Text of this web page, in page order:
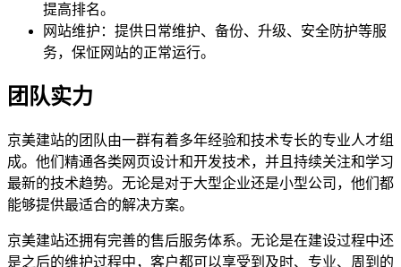
提高排名。
网站维护：提供日常维护、备份、升级、安全防护等服
务，保怔网站的正常运行。
团队实力
京美建站的团队由一群有着多年经验和技术专长的专业人才组
成。他们精通各类网页设计和开发技术，并且持续关注和学习
最新的技术趋势。无论是对于大型企业还是小型公司，他们都
能够提供最适合的解决方案。
京美建站还拥有完善的售后服务体系。无论是在建设过程中还
是之后的维护过程中，客户都可以享受到及时、专业、周到的